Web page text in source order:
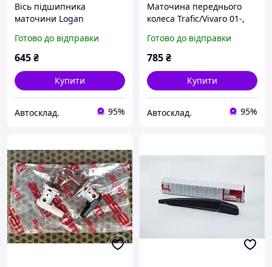
Вісь підшипника
маточини Logan
ASAM (30247)
Готово до відправки
645₴
Купити
Автосклад. 95%
Маточина переднього
колеса Trafic/Vivaro 01-,
Готово до відправки
785₴
Купити
Автосклад. 95%